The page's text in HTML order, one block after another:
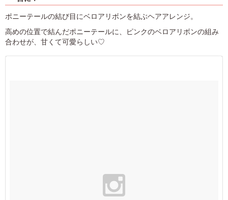
ポニーテールの結び目にベロアリボンを結ぶヘアアレンジ。
高めの位置で結んだポニーテールに、ピンクのベロアリボンの組み
合わせが、甘くて可愛らしい♡